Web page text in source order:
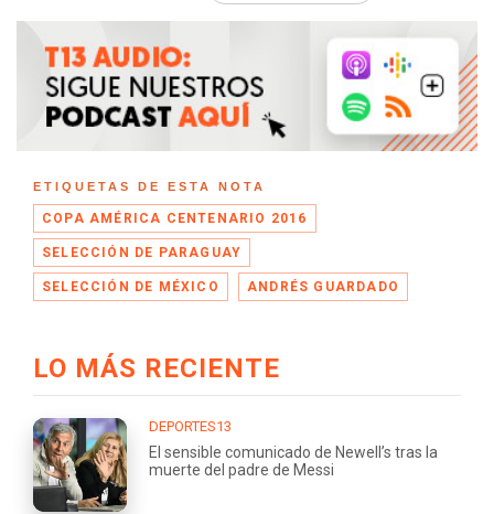
ETIQUETAS DE ESTA NOTA
COPA AMÉRICA CENTENARIO 2016
SELECCIÓN DE PARAGUAY
SELECCIÓN DE MÉXICO ANDRÉS GUARDADO
LO MÁS RECIENTE
DEPORTES13
El sensible comunicado de Newell’s tras la
muerte del padre de Messi